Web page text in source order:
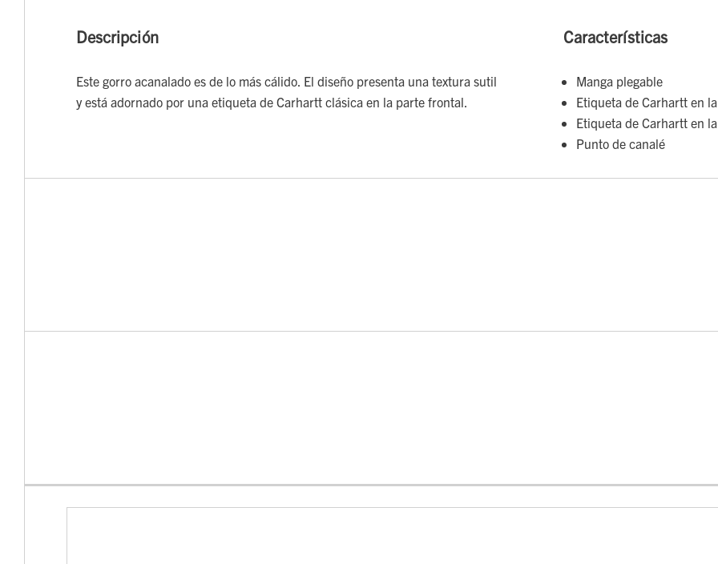
Descripción
Este gorro acanalado es de lo más cálido. El diseño presenta una textura sutil
y está adornado por una etiqueta de Carhartt clásica en la parte frontal.
Características
Manga plegable
Etiqueta de Carhartt en
Etiqueta de Carhartt en
Punto de canalé